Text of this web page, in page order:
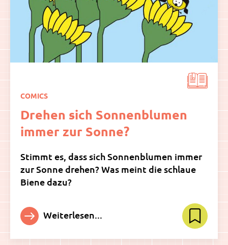
COMICS
Drehen sich Sonnenblumen
immer zur Sonne?
Stimmt es, dass sich Sonnenblumen immer
zur Sonne drehen? Was meint die schlaue
Biene dazu?
Weiterlesen...